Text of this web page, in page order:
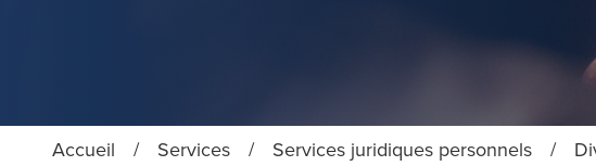
Accueil / Services / Services juridiques personnels /